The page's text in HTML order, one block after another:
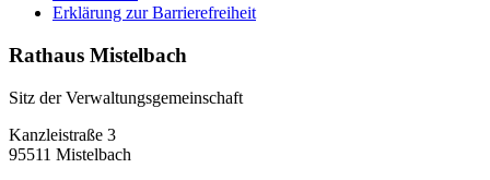
Erklärung zur Barrierefreiheit
Rathaus Mistelbach
Sitz der Verwaltungsgemeinschaft
Kanzleistraße 3
95511 Mistelbach